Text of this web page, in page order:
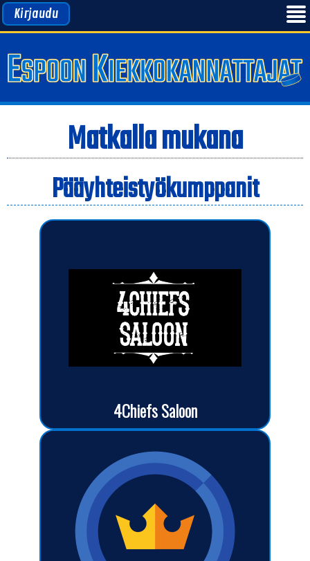
Kirjaudu
Matkalla mukana
Pääyhteistyökumppanit
4Chiefs Saloon